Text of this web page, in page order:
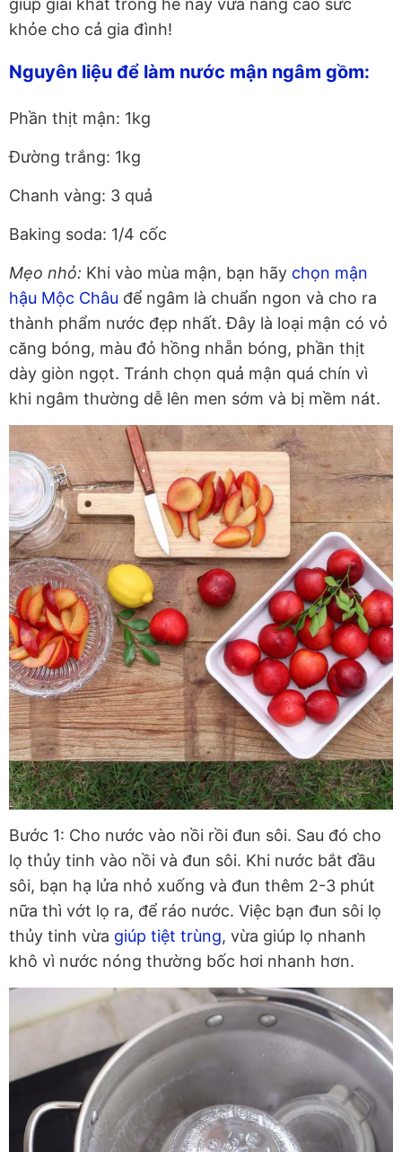
giúp giải khát trong hè này vừa nâng cao sức
khỏe cho cả gia đình!
Nguyên liệu để làm nước mận ngâm gồm:
Phần thịt mận: 1kg
Đường trắng: 1kg
Chanh vàng: 3 quả
Baking soda: 1/4 cốc
Mẹo nhỏ: Khi vào mùa mận, bạn hãy chọn mận
hậu Mộc Châu để ngâm là chuẩn ngon và cho ra
thành phẩm nước đẹp nhất. Đây là loại mận có vỏ
căng bóng, màu đỏ hồng nhẵn bóng, phần thịt
dày giòn ngọt. Tránh chọn quả mận quá chín vì
khi ngâm thường dễ lên men sớm và bị mềm nát.
Bước 1: Cho nước vào nồi rồi đun sôi. Sau đó cho
lọ thủy tinh vào nồi và đun sôi. Khi nước bắt đầu
sôi, bạn hạ lửa nhỏ xuống và đun thêm 2-3 phút
nữa thì vớt lọ ra, để ráo nước. Việc bạn đun sôi lọ
thủy tinh vừa giúp tiệt trùng, vừa giúp lọ nhanh
khô vì nước nóng thường bốc hơi nhanh hơn.